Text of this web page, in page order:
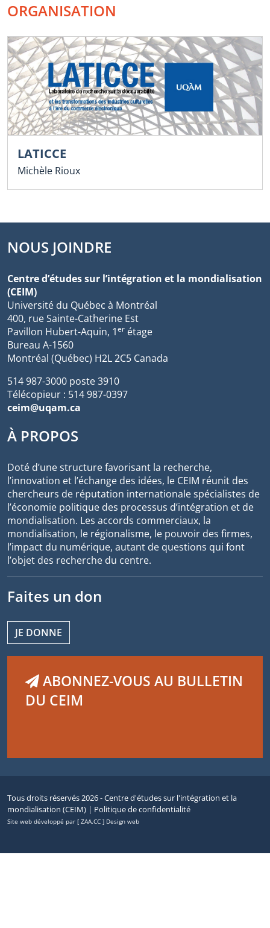
ORGANISATION
LATICCE
Michèle Rioux
NOUS JOINDRE
Centre d’études sur l’intégration et la mondialisation
(CEIM)
Université du Québec à Montréal
400, rue Sainte-Catherine Est
Pavillon Hubert-Aquin, 1er étage
Bureau A-1560
Montréal (Québec) H2L 2C5 Canada
514 987-3000 poste 3910
Télécopieur : 514 987-0397
ceim@uqam.ca
À PROPOS
Doté d’une structure favorisant la recherche,
l’innovation et l’échange des idées, le CEIM réunit des
chercheurs de réputation internationale spécialistes de
l’économie politique des processus d’intégration et de
mondialisation. Les accords commerciaux, la
mondialisation, le régionalisme, le pouvoir des firmes,
l’impact du numérique, autant de questions qui font
l’objet des recherche du centre.
Faites un don
JE DONNE
ABONNEZ-VOUS AU BULLETIN
DU CEIM
Tous droits réservés 2026 - Centre d'études sur l'intégration et la
mondialisation (CEIM) | Politique de confidentialité
Site web développé par [ ZAA.CC ] Design web